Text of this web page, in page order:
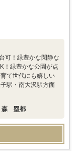
可！緑豊かな閑静な
！緑豊かな公園が点
て世代にも嬉しい
駅・南大沢駅方面
森 塁都